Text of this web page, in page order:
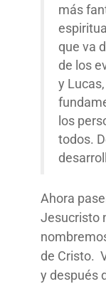
más
que va
de los
y
los
todos.
Ahora
Jesucristo
de Cristo.
y después